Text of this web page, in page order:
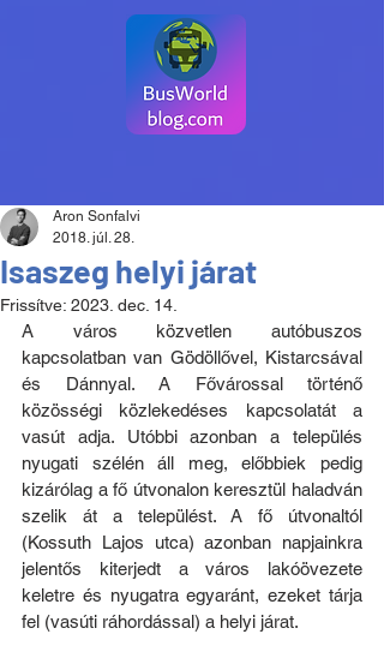
Isaszeg helyi járat
Aron Sonfalvi
2018. júl. 28.
Frissítve: 2023. dec. 14.
A város közvetlen autóbuszos
kapcsolatban van Gödöllővel, Kistarcsával
és Dánnyal. A Fővárossal történő
közösségi közlekedéses kapcsolatát a
vasút adja. Utóbbi azonban a település
nyugati szélén áll meg, előbbiek pedig
kizárólag a fő útvonalon keresztül haladván
szelik át a települést. A fő útvonaltól
(Kossuth Lajos utca) azonban napjainkra
jelentős kiterjedt a város lakóövezete
keletre és nyugatra egyaránt, ezeket tárja
fel (vasúti ráhordással) a helyi járat.